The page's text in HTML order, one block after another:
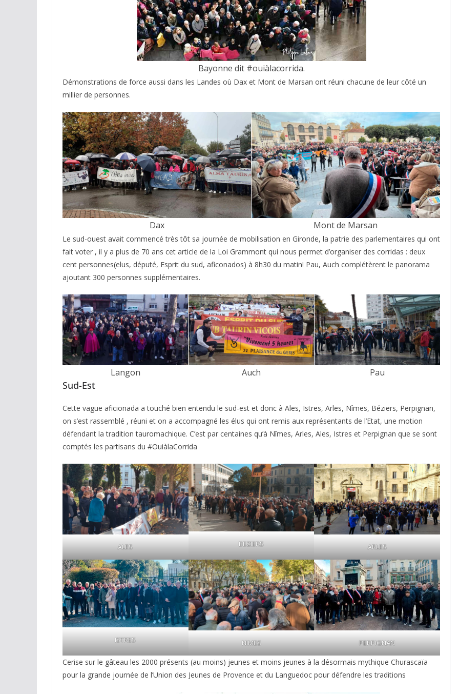
Bayonne dit #ouiàlacorrida.
Démonstrations de force aussi dans les Landes où Dax et Mont de Marsan ont réuni chacune de leur côté un
millier de personnes.
Dax Mont de Marsan
Le sud-ouest avait commencé très tôt sa journée de mobilisation en Gironde, la patrie des parlementaires qui ont
fait voter , il y a plus de 70 ans cet article de la Loi Grammont qui nous permet d’organiser des corridas : deux
cent personnes(elus, député, Esprit du sud, aficonados) à 8h30 du matin! Pau, Auch complétèrent le panorama
ajoutant 300 personnes supplémentaires.
Langon Auch Pau
Sud-Est
Cette vague aficionada a touché bien entendu le sud-est et donc à Ales, Istres, Arles, Nîmes, Béziers, Perpignan,
on s’est rassemblé , réuni et on a accompagné les élus qui ont remis aux représentants de l’Etat, une motion
défendant la tradition tauromachique. C’est par centaines qu’à Nîmes, Arles, Ales, Istres et Perpignan que se sont
comptés les partisans du #OuiàlaCorrida
ALES BEZIERS ARLES
ISTRES NIMES PERPIGNAN
Cerise sur le gâteau les 2000 présents (au moins) jeunes et moins jeunes à la désormais mythique Churascaïa
pour la grande journée de l’Union des Jeunes de Provence et du Languedoc pour défendre les traditions